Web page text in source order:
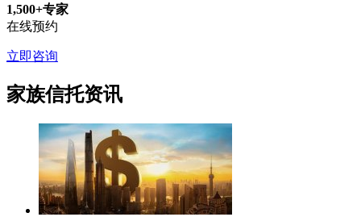
1,500+专家
在线预约
立即咨询
家族信托资讯